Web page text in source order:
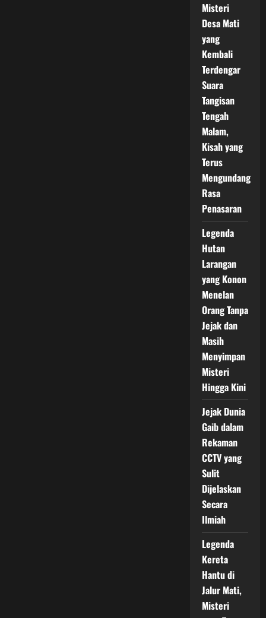
Misteri
Desa Mati
yang
Kembali
Terdengar
Suara
Tangisan
Tengah
Malam,
Kisah yang
Terus
Mengundang
Rasa
Penasaran
Legenda
Hutan
Larangan
yang Konon
Menelan
Orang Tanpa
Jejak dan
Masih
Menyimpan
Misteri
Hingga Kini
Jejak Dunia
Gaib dalam
Rekaman
CCTV yang
Sulit
Dijelaskan
Secara
Ilmiah
Legenda
Kereta
Hantu di
Jalur Mati,
Misteri